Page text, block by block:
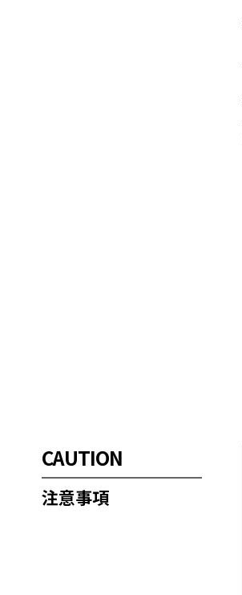
CAUTION
注意事項